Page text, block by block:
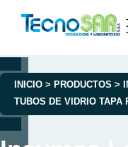
INICIO > PRODUCTOS >
TUBOS DE VIDRIO TAPA